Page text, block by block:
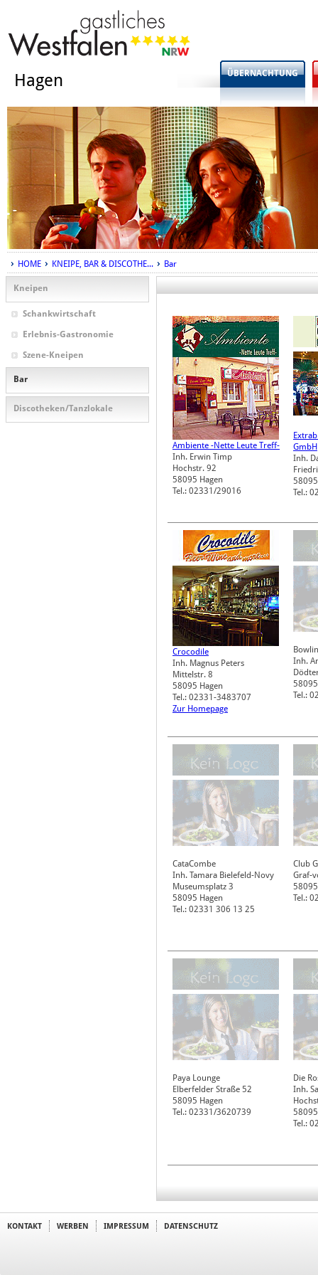
Hagen ÜBERNACHTUNG
HOME KNEIPE, BAR & DISCOTHE... Bar
Kneipen
Schankwirtschaft
Erlebnis-Gastronomie
Szene-Kneipen
Bar
Discotheken/Tanzlokale
Ambiente -Nette Leute Treff-
Inh. Erwin Timp
Hochstr. 92
58095 Hagen
Tel.: 02331/29016
GmbH
Inh.
58095
Tel.:
Crocodile
Inh. Magnus Peters
Mittelstr. 8
58095 Hagen
Tel.: 02331-3483707
Zur Homepage
Inh.
58095
Tel.:
CataCombe
Inh. Tamara Bielefeld-Novy
Museumsplatz 3
58095 Hagen
Tel.: 02331 306 13 25
Club
Graf-
58095
Tel.:
Paya Lounge
Elberfelder Straße 52
58095 Hagen
Tel.: 02331/3620739
Die
Inh.
58095
Tel.:
KONTAKT WERBEN IMPRESSUM DATENSCHUTZ